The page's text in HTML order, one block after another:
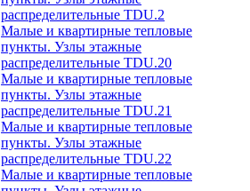
распределительные TDU.2
Малые и квартирные тепловые
пункты. Узлы этажные
распределительные TDU.20
Малые и квартирные тепловые
пункты. Узлы этажные
распределительные TDU.21
Малые и квартирные тепловые
пункты. Узлы этажные
распределительные TDU.22
Малые и квартирные тепловые